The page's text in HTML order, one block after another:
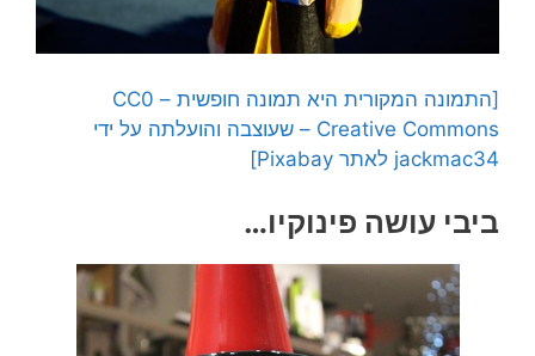
[התמונה המקורית היא תמונה חופשית – CC0
Creative Commons – שעוצבה והועלתה על ידי
jackmac34 לאתר Pixabay]
ביבי עושה פינוקיו…